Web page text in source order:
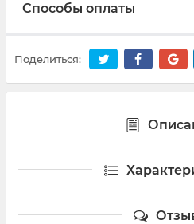
Способы оплаты
Поделиться: